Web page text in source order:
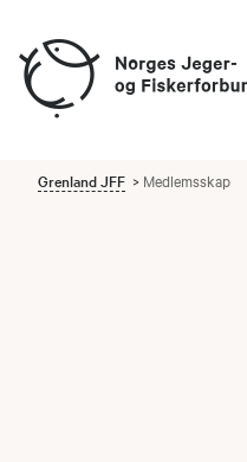
Grenland JFF Medlemsskap